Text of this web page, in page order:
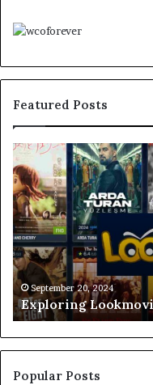
Featured Posts
Understanding
The
Lead-
In
To
Lingo
A
Comprehensive
Guide
September 20, 2024
Understanding
Comprehensive
Popular Posts